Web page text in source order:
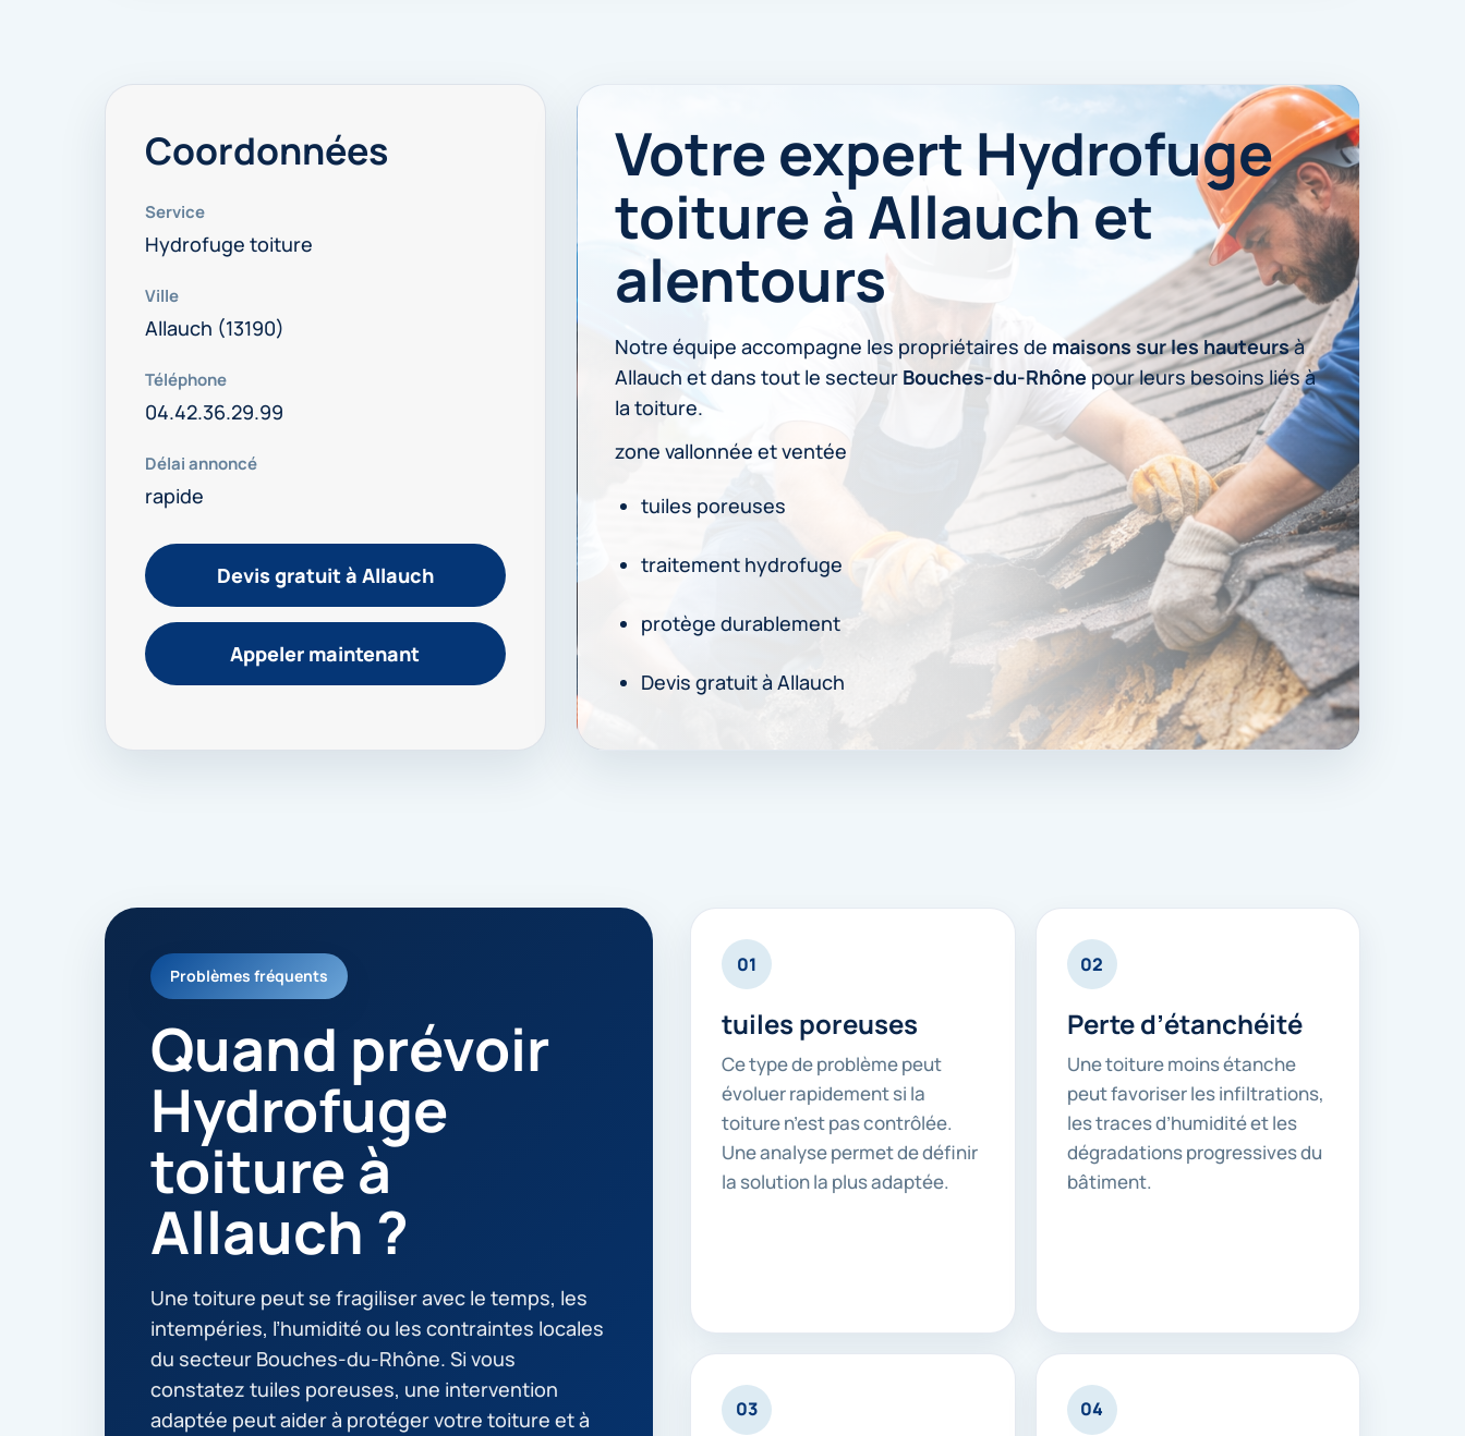
Coordonnées
Service
Hydrofuge toiture
Ville
Allauch (13190)
Téléphone
04.42.36.29.99
Délai annoncé
rapide
Devis gratuit à Allauch
Appeler maintenant
Votre expert Hydrofuge
toiture à Allauch et
alentours
Notre équipe accompagne les propriétaires de maisons sur les hauteursà
Allauch et dans tout le secteur Bouches-du-Rhône pour leurs besoins liés à
la toiture.
zone vallonnée et ventée
tuiles poreuses
traitement hydrofuge
protège durablement
Devis gratuit à Allauch
Problèmes fréquents
Quand prévoir
Hydrofuge
toiture à
Allauch ?
Une toiture peut se fragiliser avec le temps, les
intempéries, l’humidité ou les contraintes locales
du secteur Bouches-du-Rhône. Si vous
constatez tuiles poreuses, une intervention
adaptée peut aider à protéger votre toiture et à
01
tuiles poreuses
Ce type de problème peut
évoluer rapidement si la
toiture n’est pas contrôlée.
Une analyse permet de définir
la solution la plus adaptée.
02
Perte d’étanchéité
Une toiture moins étanche
peut favoriser les infiltrations,
les traces d’humidité et les
dégradations progressives du
bâtiment.
03 04